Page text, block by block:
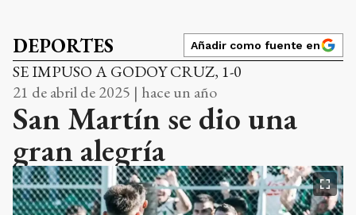
DEPORTES Añadir como fuente en
SE IMPUSO A GODOY CRUZ, 1-0
21 de abril de 2025 | hace un año
San Martín se dio una
gran alegría